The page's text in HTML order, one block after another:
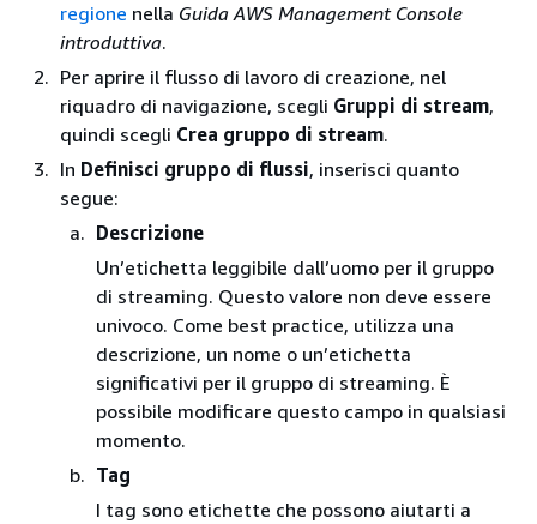
regione nella Guida AWS Management Console
introduttiva.
Per aprire il flusso di lavoro di creazione, nel
riquadro di navigazione, scegli Gruppi di stream,
quindi scegli Crea gruppo di stream.
In Definisci gruppo di flussi, inserisci quanto
segue:
Descrizione
Un’etichetta leggibile dall’uomo per il gruppo
di streaming. Questo valore non deve essere
univoco. Come best practice, utilizza una
descrizione, un nome o un’etichetta
significativi per il gruppo di streaming. È
possibile modificare questo campo in qualsiasi
momento.
Tag
I tag sono etichette che possono aiutarti a